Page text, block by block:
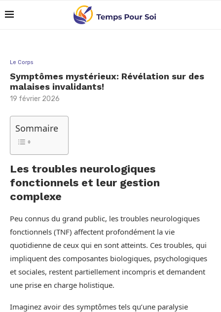
Le Corps
Symptômes mystérieux: Révélation sur des
malaises invalidants!
19 février 2026
Sommaire
Les troubles neurologiques
fonctionnels et leur gestion
complexe
Peu connus du grand public, les troubles neurologiques
fonctionnels (TNF) affectent profondément la vie
quotidienne de ceux qui en sont atteints. Ces troubles, qui
impliquent des composantes biologiques, psychologiques
et sociales, restent partiellement incompris et demandent
une prise en charge holistique.
Imaginez avoir des symptômes tels qu’une paralysie